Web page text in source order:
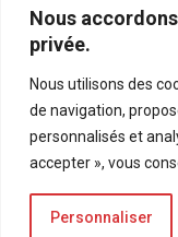
Nous
privée.
Nous utilisons des
de navigation,
personnalisés et
accepter », vous
Personnaliser
Mentions légales
Bluesky
LinkedIn
Twitter